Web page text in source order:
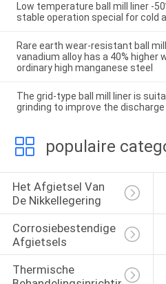
Low temperature ball mill liner -
stable operation special for cold
Rare earth wear-resistant ball
vanadium alloy has a 40% higher
ordinary high manganese steel
The grid-type ball mill liner is
grinding to improve the
populaire
Het Afgietsel Van
De Nikkellegering
Corrosiebestendige
Afgietsels
Thermische